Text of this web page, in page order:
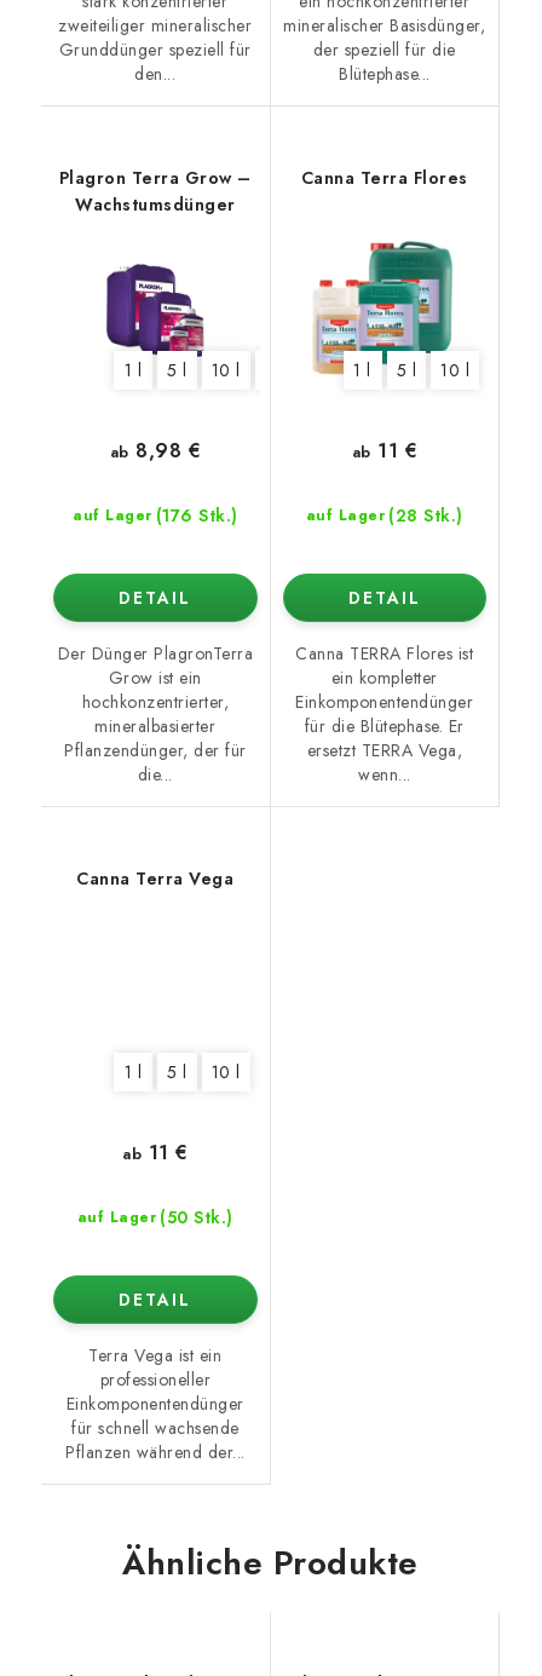
zweiteiliger mineralischer
Grunddünger speziell für
den...
mineralischer Basisdünger,
der speziell für die
Blütephase...
Plagron Terra Grow –
Wachstumsdünger
1 l 5 l 10 l
auf Lager (176 Stk.)
ab 8,98 €
DETAIL
Der Dünger PlagronTerra
Grow ist ein
hochkonzentrierter,
mineralbasierter
Pflanzendünger, der für
die...
Canna Terra Flores
1 l 5 l 10 l
auf Lager (28 Stk.)
ab 11 €
DETAIL
Canna TERRA Flores ist
ein kompletter
Einkomponentendünger
für die Blütephase. Er
ersetzt TERRA Vega,
wenn...
Canna Terra Vega
1 l 5 l 10 l
auf Lager (50 Stk.)
ab 11 €
DETAIL
Terra Vega ist ein
professioneller
Einkomponentendünger
für schnell wachsende
Pflanzen während der...
Ähnliche Produkte